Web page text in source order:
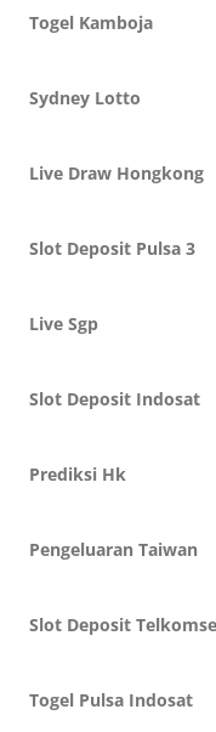
Togel Kamboja
Sydney Lotto
Live Draw Hongkong
Slot Deposit Pulsa 3
Live Sgp
Slot Deposit Indosat
Prediksi Hk
Pengeluaran Taiwan
Slot Deposit
Togel Pulsa Indosat